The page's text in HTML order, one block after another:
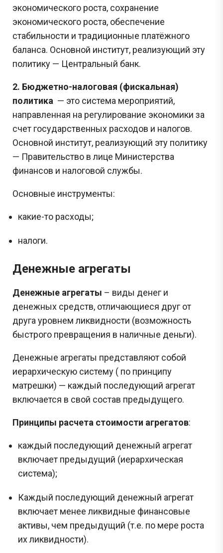
экономического роста, сохранение
экономического роста, обеспечение
стабильности и традиционные платёжного
баланса. Основной институт, реализующий эту
политику — Центральный банк.
2. Бюджетно-налоговая (фискальная)
политика — это система мероприятий,
направленная на регулирование экономики за
счет государственных расходов и налогов.
Основной институт, реализующий эту политику
— Правительство в лице Министерства
финансов и налоговой службы.
Основные инструменты:
какие-то расходы;
налоги.
Денежные агрегаты
Денежные агрегаты – виды денег и
денежных средств, отличающиеся друг от
друга уровнем ликвидности (возможность
быстрого превращения в наличные деньги).
Денежные агрегаты представляют собой
иерархическую систему ( по принципу
матрешки) — каждый последующий агрегат
включается в свой состав предыдущего.
Принципы расчета стоимости агрегатов:
каждый последующий денежный агрегат
включает предыдущий (иерархическая
система);
Каждый последующий денежный агрегат
включает менее ликвидные финансовые
активы, чем предыдущий (т.е. по мере роста
их ликвидности).